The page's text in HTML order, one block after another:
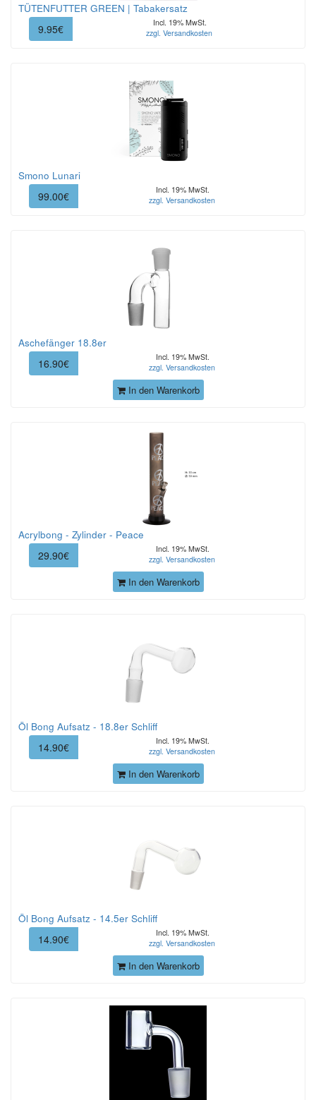
TÜTENFUTTER GREEN | Tabakersatz
9.95€
Incl. 19% MwSt.
zzgl. Versandkosten
Smono Lunari
99.00€
Incl. 19% MwSt.
zzgl. Versandkosten
Aschefänger 18.8er
16.90€
Incl. 19% MwSt.
zzgl. Versandkosten
In den Warenkorb
Acrylbong - Zylinder - Peace
29.90€
Incl. 19% MwSt.
zzgl. Versandkosten
In den Warenkorb
Öl Bong Aufsatz - 18.8er Schliff
14.90€
Incl. 19% MwSt.
zzgl. Versandkosten
In den Warenkorb
Öl Bong Aufsatz - 14.5er Schliff
14.90€
Incl. 19% MwSt.
zzgl. Versandkosten
In den Warenkorb